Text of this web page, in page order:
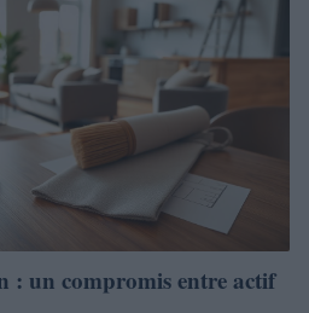
: un compromis entre actif